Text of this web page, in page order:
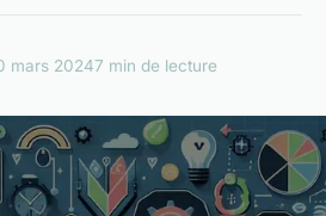
mars 20247 min de lecture